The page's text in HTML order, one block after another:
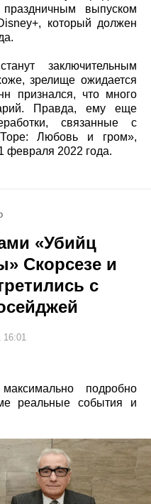
выпуском
который должен
заключительным
зрелище ожидается
признался, что много
Правда, ему еще
связанные с
Любовь и гром»,
февраля 2022 года.
«Убийц
Скорсезе и
с
16:01
подробно
реальные события и